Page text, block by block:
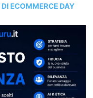
ECOMMERCE DAY